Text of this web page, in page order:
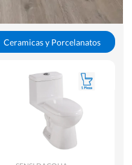
Ceramicas y Porcelanatos
Pisos Flotantes y Laminados